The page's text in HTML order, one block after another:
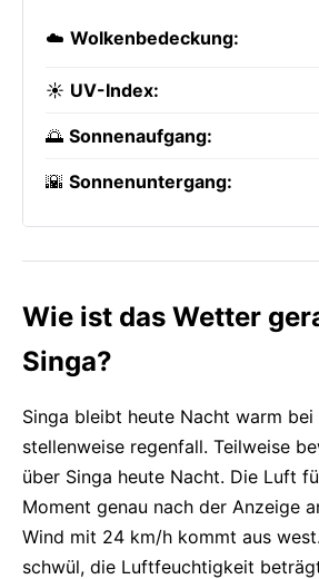
☁️ Wolkenbedeckung:
☀️ UV-Index:
🌅 Sonnenaufgang:
🌇 Sonnenuntergang:
Wie ist das Wetter
Singa?
Singa bleibt heute Nacht warm bei
stellenweise regenfall. Teilweise
über Singa heute Nacht. Die Luft
Moment genau nach der Anzeige
Wind mit 24 km/h kommt aus
schwül, die Luftfeuchtigkeit